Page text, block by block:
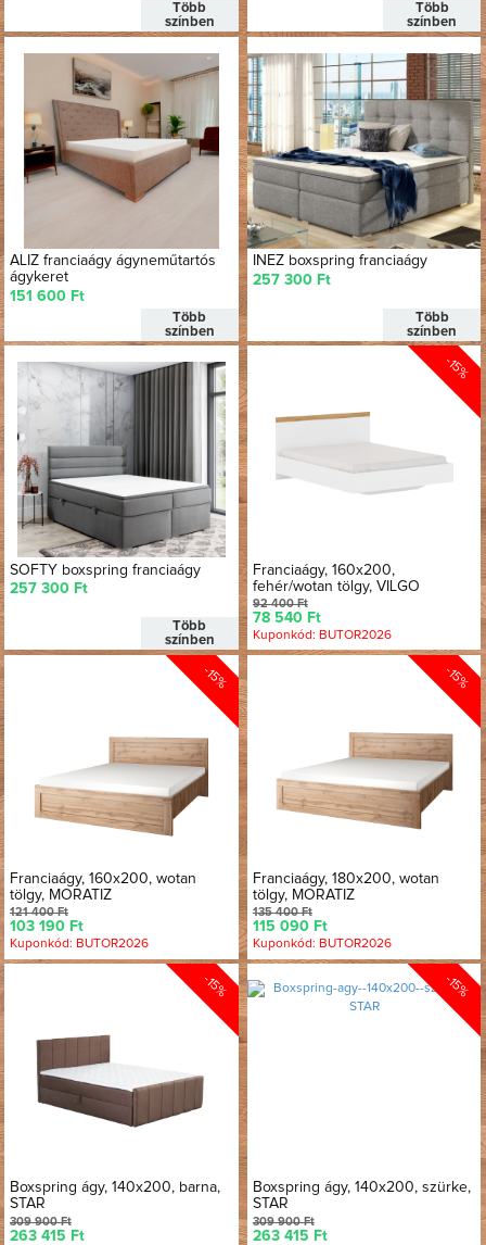
Több
színben
Több
színben
ALIZ franciaágy ágyneműtartós
ágykeret
151 600 Ft
Több
színben
INEZ boxspring franciaágy
257 300 Ft
Több
színben
SOFTY boxspring franciaágy
257 300 Ft
Több
színben
-15%
Franciaágy, 160x200,
fehér/wotan tölgy, VILGO
92 400 Ft
78 540 Ft
Kuponkód: BUTOR2026
-15%
Franciaágy, 160x200, wotan
tölgy, MORATIZ
121 400 Ft
103 190 Ft
Kuponkód: BUTOR2026
-15%
Franciaágy, 180x200, wotan
tölgy, MORATIZ
135 400 Ft
115 090 Ft
Kuponkód: BUTOR2026
-15%
Boxspring ágy, 140x200, barna,
STAR
309 900 Ft
263 415 Ft
-15%
Boxspring ágy, 140x200, szürke,
STAR
309 900 Ft
263 415 Ft